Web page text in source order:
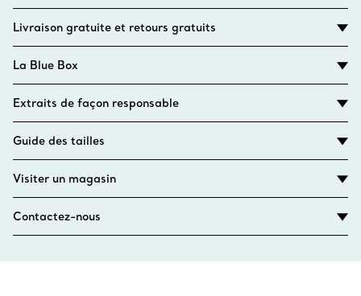
Livraison gratuite et retours gratuits
La Blue Box
Extraits de façon responsable
Guide des tailles
Visiter un magasin
Contactez-nous